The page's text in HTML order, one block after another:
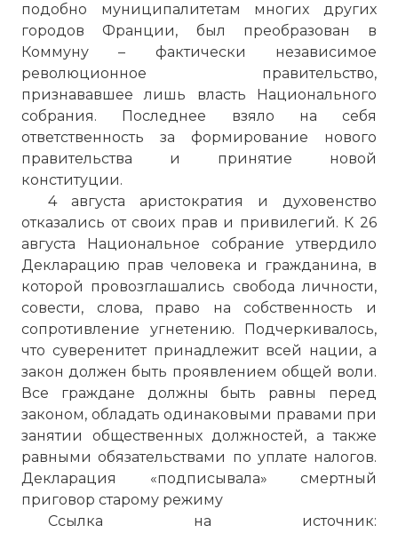
подобно муниципалитетам многих других
городов Франции, был преобразован в
Коммуну – фактически независимое
революционное правительство,
признававшее лишь власть Национального
собрания. Последнее взяло на себя
ответственность за формирование нового
правительства и принятие новой
конституции.
4 августа аристократия и духовенство
отказались от своих прав и привилегий. К 26
августа Национальное собрание утвердило
Декларацию прав человека и гражданина, в
которой провозглашались свобода личности,
совести, слова, право на собственность и
сопротивление угнетению. Подчеркивалось,
что суверенитет принадлежит всей нации, а
закон должен быть проявлением общей воли.
Все граждане должны быть равны перед
законом, обладать одинаковыми правами при
занятии общественных должностей, а также
равными обязательствами по уплате налогов.
Декларация «подписывала» смертный
приговор старому режиму
Ссылка на источник: